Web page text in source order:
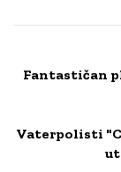
Fantastičan
Vaterpolisti